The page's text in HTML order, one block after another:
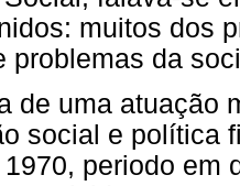
muitos dos
problemas da
de uma atuação
social e política
periodo em